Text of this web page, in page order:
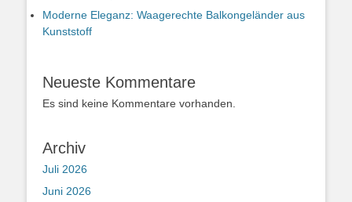
Moderne Eleganz: Waagerechte Balkongeländer aus
Kunststoff
Neueste Kommentare
Es sind keine Kommentare vorhanden.
Archiv
Juli 2026
Juni 2026